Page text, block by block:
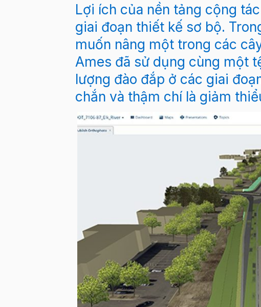
Lợi ích của nền tảng cộng
giai đoạn thiết kế sơ bộ.
muốn nâng một trong các
Ames đã sử dụng cùng một
lượng đào đắp ở các giai
chắn và thậm chí là giảm